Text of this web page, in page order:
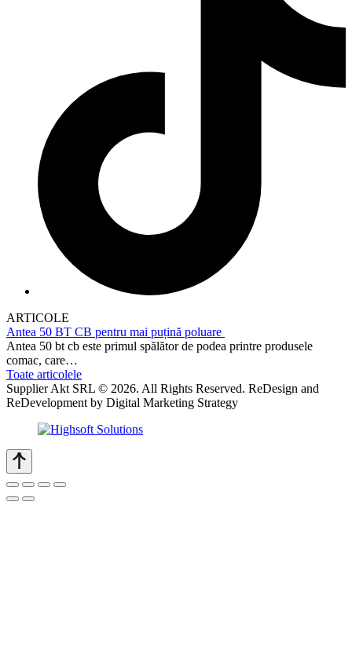
ARTICOLE
Antea 50 BT CB pentru mai puțină poluare
Antea 50 bt cb este primul spălător de podea printre produsele
comac, care…
Toate articolele
Supplier Akt SRL © 2026. All Rights Reserved. ReDesign and
ReDevelopment by Digital Marketing Strategy